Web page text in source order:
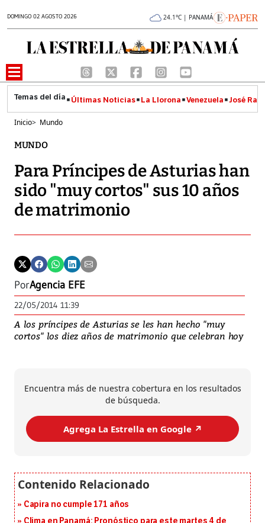
DOMINGO 02 AGOSTO 2026 24.1°C | PANAMÁ
Últimas Noticias La Llorona Venezuela José
Inicio> Mundo
MUNDO
Para Príncipes de Asturias han
sido "muy cortos" sus 10 años
de matrimonio
PorAgencia EFE
22/05/2014 11:39
A los príncipes de Asturias se les han hecho "muy
cortos" los diez años de matrimonio que celebran hoy
Encuentra más de nuestra cobertura en los resultados
de búsqueda.
Agrega La Estrella en Google ↗️
Capira no cumple 171 años